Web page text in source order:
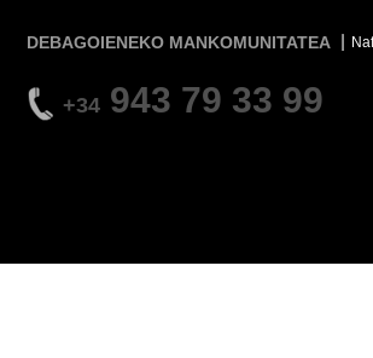
DEBAGOIENEKO MANKOMUNITATEA
+34 943 79 33 99